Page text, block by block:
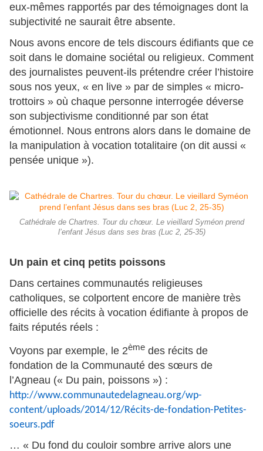
eux-mêmes rapportés par des témoignages dont la
subjectivité ne saurait être absente.
Nous avons encore de tels discours édifiants que ce
soit dans le domaine sociétal ou religieux. Comment
des journalistes peuvent-ils prétendre créer l’histoire
sous nos yeux, « en live » par de simples « micro-
trottoirs » où chaque personne interrogée déverse
son subjectivisme conditionné par son état
émotionnel. Nous entrons alors dans le domaine de
la manipulation à vocation totalitaire (on dit aussi «
pensée unique »).
Cathédrale de Chartres. Tour du chœur. Le vieillard Syméon prend
l’enfant Jésus dans ses bras (Luc 2, 25-35)
Un pain et cinq petits poissons
Dans certaines communautés religieuses
catholiques, se colportent encore de manière très
officielle des récits à vocation édifiante à propos de
faits réputés réels :
Voyons par exemple, le 2ème des récits de
fondation de la Communauté des sœurs de
l’Agneau (« Du pain, poissons ») :
http://www.communautedelagneau.org/wp-
content/uploads/2014/12/Récits-de-fondation-Petites-
soeurs.pdf
… « Du fond du couloir sombre arrive alors une